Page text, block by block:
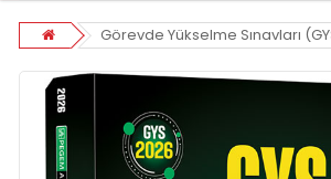
Görevde Yükselme Sınavları